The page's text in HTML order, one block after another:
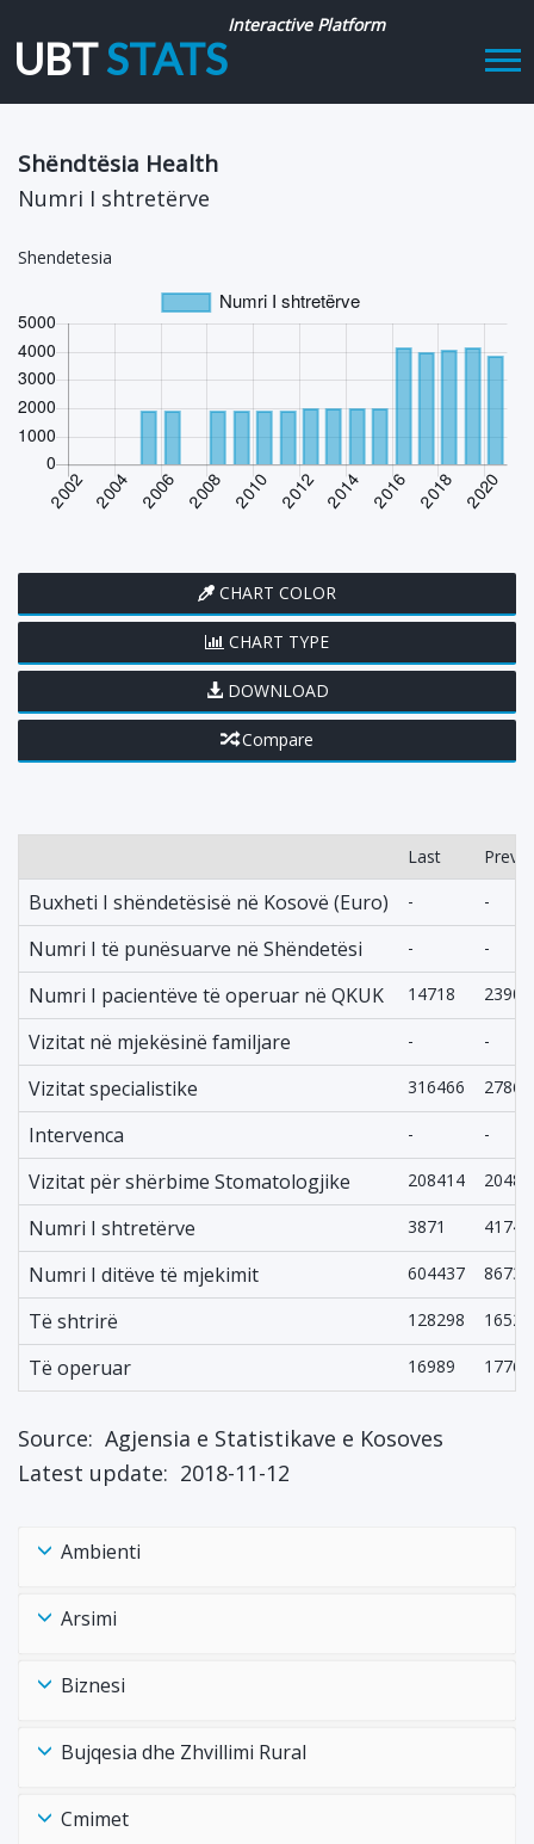
UBTSTATS
Interactive Platform
Shëndtësia Health
Numri I shtretërve
Shendetesia
CHART COLOR
CHART TYPE
DOWNLOAD
Compare
Last
Buxheti I shëndetësisë në Kosovë (Euro) - -
Numri I të punësuarve në Shëndetësi - -
Numri I pacientëve të operuar në QKUK 14718 23905
Vizitat në mjekësinë familjare - -
Vizitat specialistike 316466
Intervenca - -
Vizitat për shërbime Stomatologjike 208414
Numri I shtretërve 3871 4174
Numri I ditëve të mjekimit 604437
Të shtrirë 128298
Të operuar 16989 17766
Source: Agjensia e Statistikave e Kosoves
Latest update: 2018-11-12
Ambienti
Arsimi
Biznesi
Bujqesia dhe Zhvillimi Rural
Cmimet